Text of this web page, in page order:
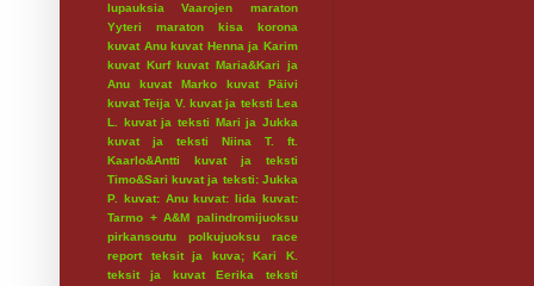
lupauksia
Vaarojen maraton
Yyteri maraton
kisa
korona
kuvat Anu kuvat Henna ja Karim
kuvat Kurf kuvat Maria&Kari ja
Anu
kuvat Marko
kuvat Päivi
kuvat Teija V. kuvat ja teksti Lea
L.
kuvat ja teksti Mari ja Jukka
kuvat ja teksti Niina T. ft.
Kaarlo&Antti
kuvat ja teksti
Timo&Sari kuvat ja teksti: Jukka
P.
kuvat: Anu kuvat: Iida kuvat:
Tarmo + A&M palindromijuoksu
pirkansoutu
polkujuoksu
race
report
teksit ja kuva; Kari K.
teksit ja kuvat Eerika
teksti